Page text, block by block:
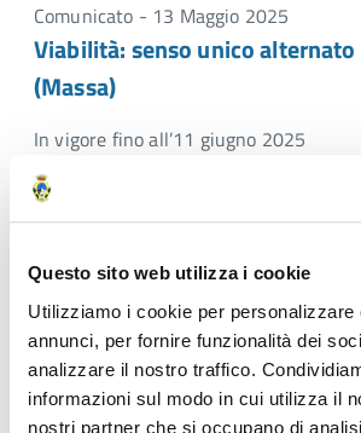
Questo sito web utilizza i cookie
Utilizziamo i cookie per personalizzare
annunci, per fornire funzionalità dei
analizzare il nostro traffico.
informazioni sul modo in cui utilizza il
nostri partner che si occupano di
Comunicato - 13 Maggio 2025
Viabilità: senso unico
(Massa)
In vigore fino all’11 giugno 2025
Comunicato - 08 Maggio 2025
provinciali
Modifiche alla circolazione dal 12 al 31
SP 31 Valdimagra, 32 (Mulazzo), e 61